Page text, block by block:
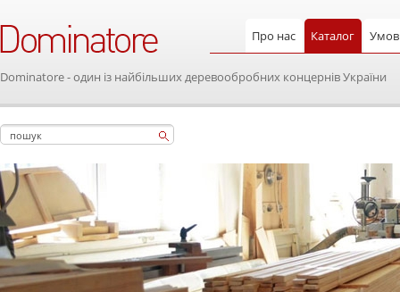
Про нас Каталог
Dominatore - один із найбільших деревообробних концернів України